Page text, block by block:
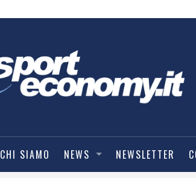
CHI SIAMO NEWS NEWSLETTER